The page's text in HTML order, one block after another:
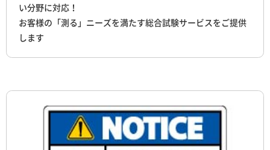
い分野に対応！
お客様の「測る」ニーズを満たす総合試験サービスをご提供
します